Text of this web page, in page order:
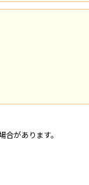
があります。